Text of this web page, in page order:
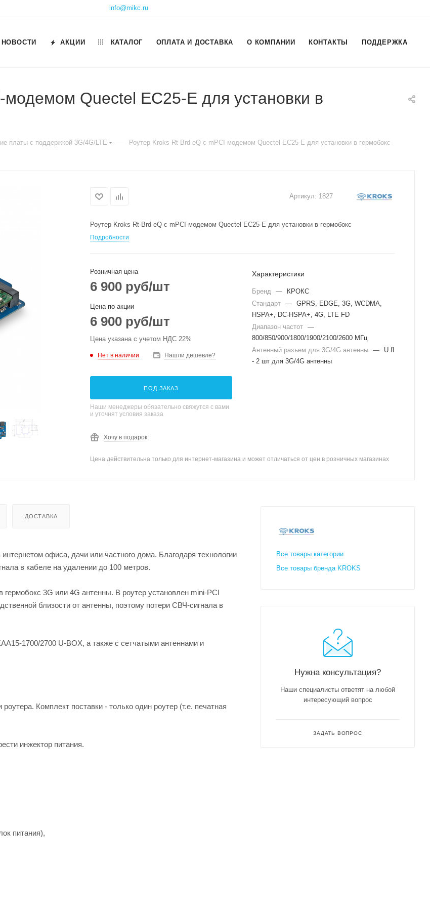
info@mikc.ru
НОВОСТИ АКЦИИ КАТАЛОГ ОПЛАТА И ДОСТАВКА О КОМПАНИИ КОНТАКТЫ ПОДДЕРЖКА
Quectel EC25-E для установки в
платы с поддержкой 3G/4G/LTE — Роутер Kroks Rt-Brd eQ с mPCI-модемом Quectel EC25-E для установки в гермобокс
Артикул: 1827
Роутер Kroks Rt-Brd eQ с mPCI-модемом Quectel EC25-E для установки в гермобокс
Подробности
Розничная цена
6 900 руб/шт
Цена по акции
6 900 руб/шт
Цена указана с учетом НДС 22%
Нет в наличии Нашли дешевле?
ПОД ЗАКАЗ
Наши менеджеры обязательно свяжутся с вами
и уточнят условия заказа
Хочу в подарок
Характеристики
Бренд —
КРОКС
Стандарт — GPRS, EDGE, 3G, WCDMA,
HSPA+, DC-HSPA+, 4G, LTE FD
Диапазон частот —
800/850/900/1800/1900/2100/2600 МГц
Антенный разъем для 3G/4G антенны —
U.fl
- 2 шт для 3G/4G антенны
Цена действительна только для интернет-магазина и может отличаться от цен в розничных магазинах
ДОСТАВКА
офиса, дачи или частного дома. Благодаря технологии
в кабеле на удалении до 100 метров.
3G или 4G антенны. В роутер установлен mini-PCI
близости от антенны, поэтому потери СВЧ-сигнала в
1700/2700 U-BOX, а также с сетчатыми антеннами и
Комплект поставки - только один роутер (т.е. печатная
инжектор питания.
питания),
Все товары категории
Все товары бренда KROKS
Нужна консультация?
Наши специалисты ответят на любой
интересующий вопрос
ЗАДАТЬ ВОПРОС